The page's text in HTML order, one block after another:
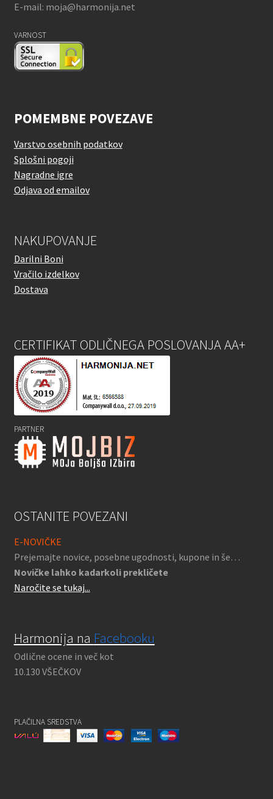
E-mail: moja@harmonija.net
VARNOST
POMEMBNE POVEZAVE
Varstvo osebnih podatkov
Splošni pogoji
Nagradne igre
Odjava od emailov
NAKUPOVANJE
Darilni Boni
Vračilo izdelkov
Dostava
CERTIFIKAT ODLIČNEGA POSLOVANJA AA+
PARTNER
OSTANITE POVEZANI
E-NOVIČKE
Prejemajte novice, posebne ugodnosti, kupone in še…
Novičke lahko kadarkoli prekličete
Naročite se tukaj...
Harmonija na Facebooku
Odlične ocene in več kot
10.130 VŠEČKOV
PLAČILNA SREDSTVA